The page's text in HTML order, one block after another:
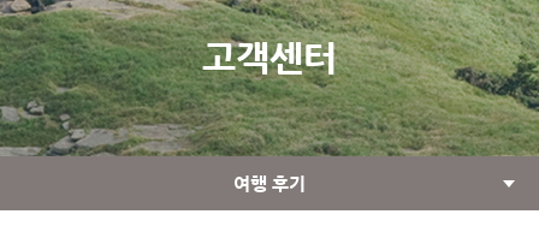
고객센터
여행 후기